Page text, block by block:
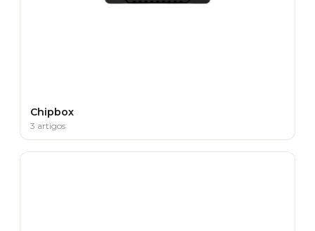
Chipbox
3 artigos